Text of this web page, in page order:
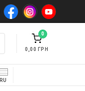
0
0,00
RU